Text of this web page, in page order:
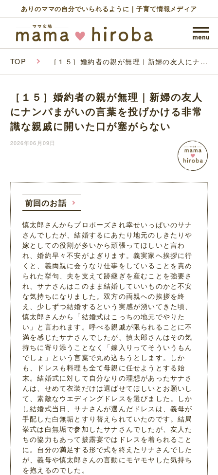
ありのママの自分でいられるように｜子育て情報メディア
TOP ［１５］婚約者の親が無理｜新婦の友人にナン
いた口が塞がらない
［１５］婚約者の親が無理｜新婦の友人
にナンパまがいの言葉を投げかける非常
識な親戚に開いた口が塞がらない
2026年06月09日
前回のお話
慎太郎さんからプロポーズされ幸せいっぱいのサナ
さんでしたが、結婚するにあたり地元のしきたりや
嫁としての役割が多いから頑張ってほしいと言わ
れ、婚約早々不安がよぎります。義実家へ挨拶に行
くと、義両親に会うなり仕事をしていることを責め
られた挙句、夫を支えて跡継ぎを産むことを強要さ
れ、サナさんはこのまま結婚していいものかと不安
な気持ちになりました。双方の両親への挨拶を終
え、少しずつ結婚するという実感が湧いてきた頃、
慎太郎さんから「結婚式はこっちの地元でやりた
い」と言われます。呼べる親戚が限られることに不
満を感じたサナさんでしたが、慎太郎さんはその気
持ちに寄り添うことなく「嫁入りってそういうもん
でしょ」という言葉で丸め込もうとします。しか
も、ドレスも料理も全て母親に任せようとする始
末。結婚式に対して自分なりの理想があったサナさ
んは、せめて衣装だけは選ばせてほしいとお願いし
て、素敵なウエディングドレスを選びました。しか
し結婚式当日、サナさんが選んだドレスは、義母が
手配した白無垢とすり替えられていたのです。結局
挙式は白無垢で参加したサナさんでしたが、友人た
ちの協力もあって披露宴ではドレスを着られること
に。自分の満足する形で式を終えたサナさんでした
が、義母や慎太郎さんの言動にモヤモヤした気持ち
を抱えるのでした。